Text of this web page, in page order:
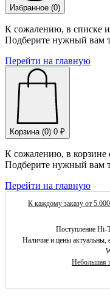
Избранное (0)
К сожалению, в списке
Подберите нужный вам
Перейти на главную
Корзина (0) 0 ₽
К сожалению, в корзине
Подберите нужный вам
Перейти на главную
К каждому заказу от
Поступление Hi-
Наличие и цены актуальны,
Небольшая